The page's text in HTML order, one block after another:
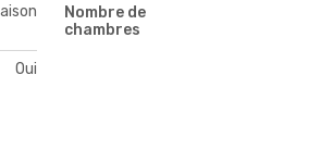
Nombre de
chambres
Oui